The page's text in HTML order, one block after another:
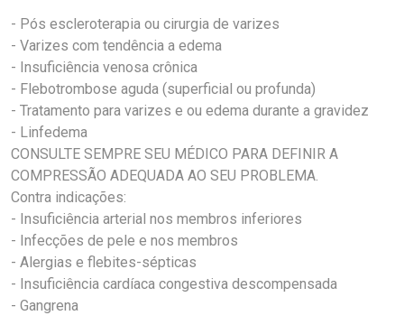
- Pós escleroterapia ou cirurgia de varizes
- Varizes com tendência a edema
- Insuficiência venosa crônica
- Flebotrombose aguda (superficial ou profunda)
- Tratamento para varizes e ou edema durante a gravidez
- Linfedema
CONSULTE SEMPRE SEU MÉDICO PARA DEFINIR A
COMPRESSÃO ADEQUADA AO SEU PROBLEMA.
Contra indicações:
- Insuficiência arterial nos membros inferiores
- Infecções de pele e nos membros
- Alergias e flebites-sépticas
- Insuficiência cardíaca congestiva descompensada
- Gangrena